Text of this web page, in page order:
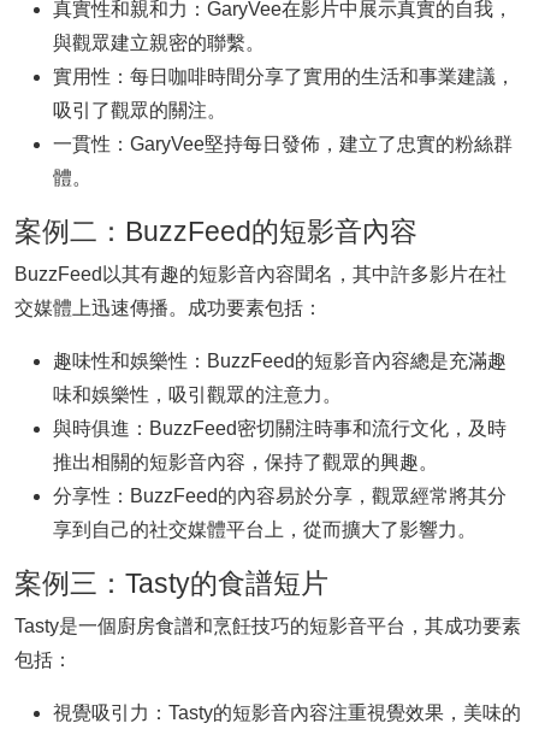
真實性和親和力：GaryVee在影片中展示真實的自我，
與觀眾建立親密的聯繫。
實用性：每日咖啡時間分享了實用的生活和事業建議，
吸引了觀眾的關注。
一貫性：GaryVee堅持每日發佈，建立了忠實的粉絲群
體。
案例二：BuzzFeed的短影音內容
BuzzFeed以其有趣的短影音內容聞名，其中許多影片在社
交媒體上迅速傳播。成功要素包括：
趣味性和娛樂性：BuzzFeed的短影音內容總是充滿趣
味和娛樂性，吸引觀眾的注意力。
與時俱進：BuzzFeed密切關注時事和流行文化，及時
推出相關的短影音內容，保持了觀眾的興趣。
分享性：BuzzFeed的內容易於分享，觀眾經常將其分
享到自己的社交媒體平台上，從而擴大了影響力。
案例三：Tasty的食譜短片
Tasty是一個廚房食譜和烹飪技巧的短影音平台，其成功要素
包括：
視覺吸引力：Tasty的短影音內容注重視覺效果，美味的